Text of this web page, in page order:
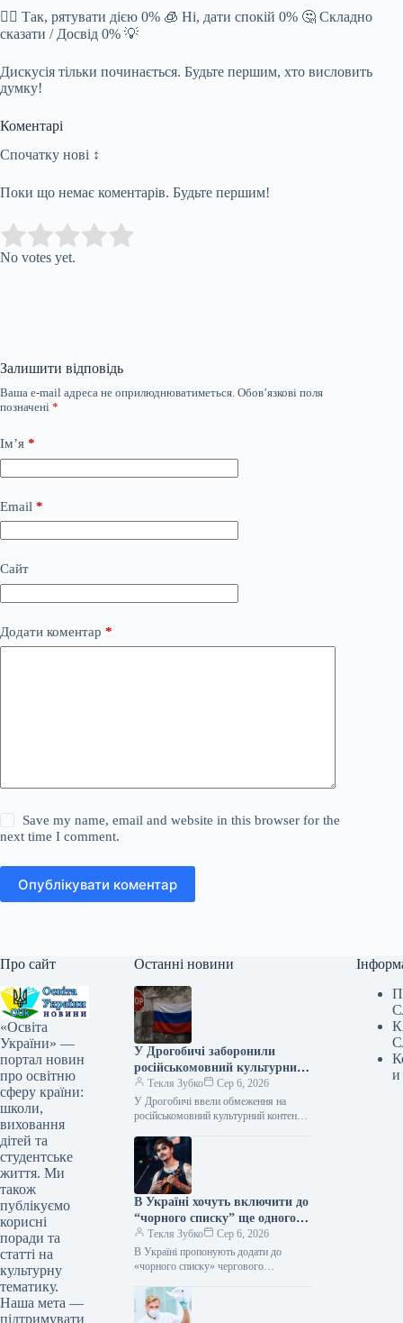
❤️‍🔥 Так, рятувати дією 0% 🧊 Ні, дати спокій 0% 🤔 Складно
сказати / Досвід 0% 💡
Дискусія тільки починається. Будьте першим, хто висловить
думку!
Коментарі
Спочатку нові ↕
Поки що немає коментарів. Будьте першим!
Rate this item:
No votes yet.
Залишити відповідь
Ваша e-mail адреса не оприлюднюватиметься. Обов’язкові поля
позначені *
Ім’я *
Email *
Сайт
Додати коментар *
Save my name, email and website in this browser for the
next time I comment.
Опублікувати коментар
Про сайт
«Освіта
України» —
портал новин
про освітню
сферу країни:
школи,
виховання
дітей та
студентське
життя. Ми
також
публікуємо
корисні
поради та
статті на
культурну
тематику.
Наша мета —
підтримувати
Останні новини
У Дрогобичі заборонили
російськомовний культурний
продукт
Текля Зубко
Сер 6, 2026
У Дрогобичі ввели обмеження на
російськомовний культурний контент
Дрогобицька міська рада у четвер, 6
серпня, одноголосно ухвалила…
В Україні хочуть включити до
“чорного списку” ще одного
російського виконавця.
Текля Зубко
Сер 6, 2026
В Україні пропонують додати до
«чорного списку» чергового
Укрінформ Національна рада України
з питань телебачення і…
и